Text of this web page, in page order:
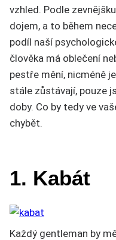
vzhled. Podle
dojem, a to během
podíl naší
člověka má oblečení
pestře mění, nicméně
stále zůstávají, pouze
doby. Co by tedy ve
chybět.
1. Kabát
Každý gentleman by